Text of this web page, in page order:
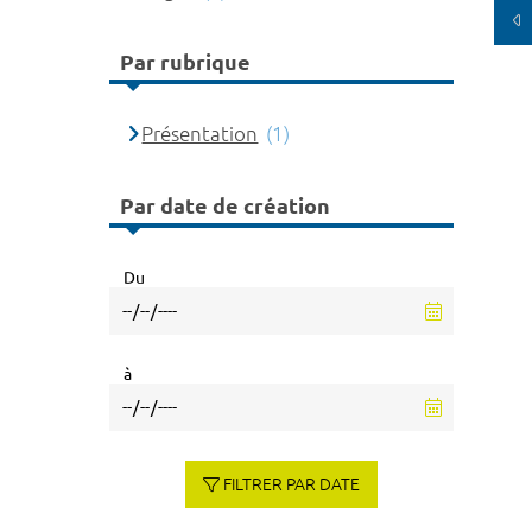
Par rubrique
Présentation (1)
Par date de création
Du
à
FILTRER PAR DATE